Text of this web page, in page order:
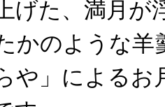
げた、満月が
かのような羊
や」によるお